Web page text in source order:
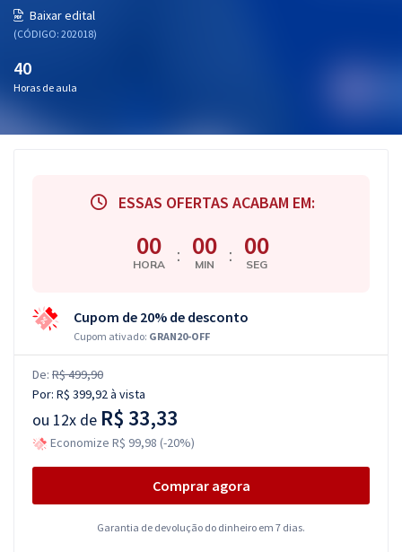
Baixar edital
(CÓDIGO: 202018)
40
Horas de aula
ESSAS OFERTAS ACABAM EM:
00
HORA : 00
MIN : 00
SEG
Cupom de 20% de desconto
Cupom ativado: GRAN20-OFF
De: R$ 499,90
Por: R$ 399,92à vista
ou 12x de R$ 33,33
Economize R$ 99,98 (-20%)
Comprar agora
Garantia de devolução do dinheiro em 7 dias.